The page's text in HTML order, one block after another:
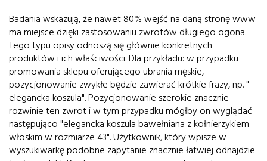
Badania wskazują, że nawet 80% wejść na daną stronę www
ma miejsce dzięki zastosowaniu zwrotów długiego ogona.
Tego typu opisy odnoszą się głównie konkretnych
produktów i ich właściwości. Dla przykładu: w przypadku
promowania sklepu oferującego ubrania męskie,
pozycjonowanie zwykłe będzie zawierać krótkie frazy, np. "
elegancka koszula". Pozycjonowanie szerokie znacznie
rozwinie ten zwrot i w tym przypadku mógłby on wyglądać
następująco "elegancka koszula bawełniana z kołnierzykiem
włoskim w rozmiarze 43". Użytkownik, który wpisze w
wyszukiwarkę podobne zapytanie znacznie łatwiej odnajdzie